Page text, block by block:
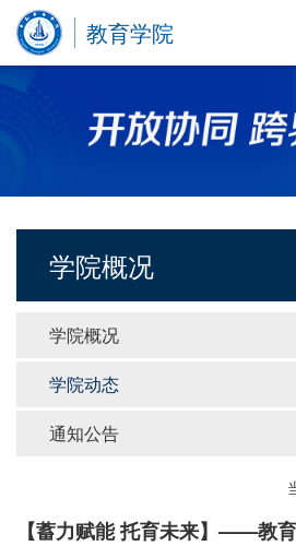
教育学院
学院概况
学院概况
学院动态
通知公告
【蓄力赋能 托育未来】——教